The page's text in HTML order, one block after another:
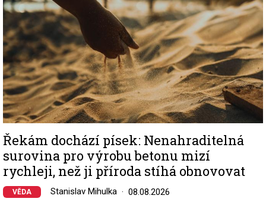
Řekám dochází písek: Nenahraditelná
surovina pro výrobu betonu mizí
rychleji, než ji příroda stíhá obnovovat
VĚDA Stanislav Mihulka 08.08.2026